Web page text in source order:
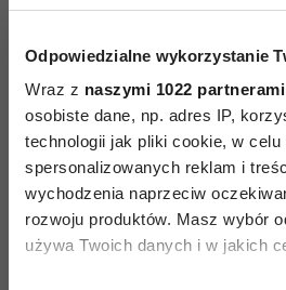
Odpowiedzialne wykorzystanie
Wraz z naszymi 1022 partnerami
osobiste dane, np. adres IP,
technologii jak pliki cookie, w celu
spersonalizowanych reklam i
wychodzenia naprzeciw
rozwoju produktów. Masz wybór
używa Twoich danych i w jakich
grywanego i w dużej mierze
kulturze Luo.
WIKTORIA
Widok na zachód z Kisumu
wielkości Victoria Nyanza.
Wiktorii to drugi na świecie
wielkości akwen śródlądowy